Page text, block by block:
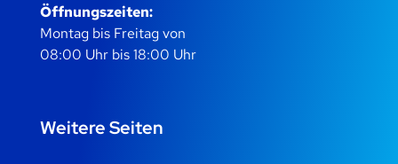
Öffnungszeiten:
Montag bis Freitag von
08:00 Uhr bis 18:00 Uhr
Weitere Seiten